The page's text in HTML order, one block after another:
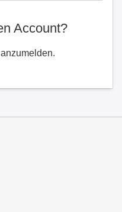
Account?